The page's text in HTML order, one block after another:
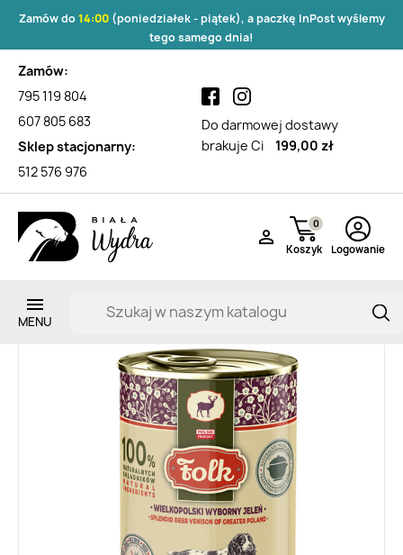
Zamów do14:00(poniedziałek - piątek), a paczkę InPost wyślemy
tego samego dnia!
Zamów:
795 119 804
607 805 683
Sklep stacjonarny:
512 576 976
Do darmowej dostawy
brakuje Ci
199,00 zł

Koszyk
0
Logowanie